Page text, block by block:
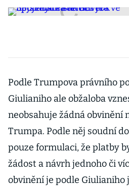
Podle Trumpova právního
Giulianiho ale obžaloba
neobsahuje žádná obvinění
Trumpa. Podle něj soudní
pouze formulaci, že platby
žádost a návrh jednoho či
obvinění je podle Giulianiho